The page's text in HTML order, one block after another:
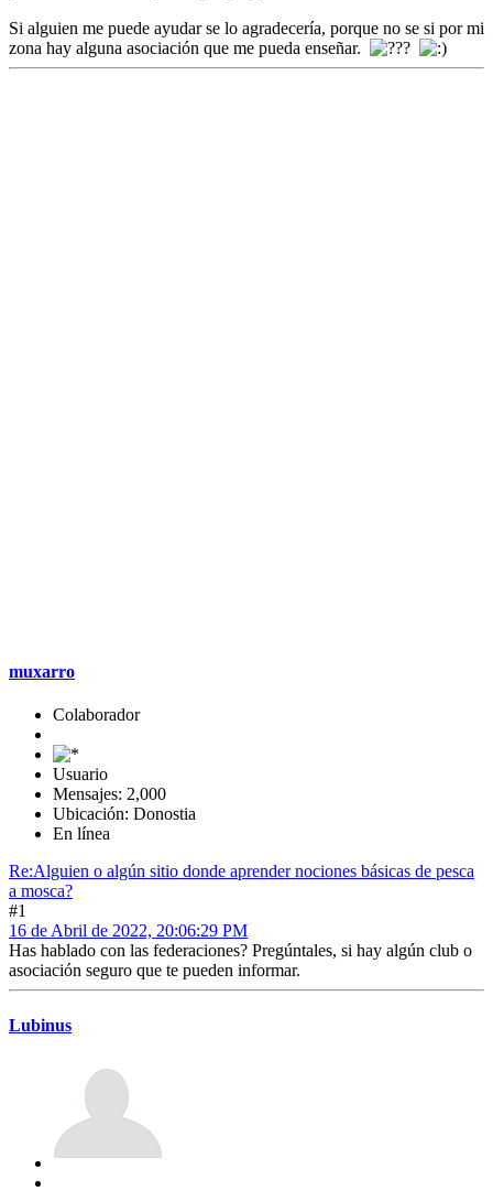
Si alguien me puede ayudar se lo agradecería, porque no se si por mi
zona hay alguna asociación que me pueda enseñar.
muxarro
Colaborador
Usuario
Mensajes: 2,000
Ubicación: Donostia
En línea
Re:Alguien o algún sitio donde aprender nociones básicas de pesca
a mosca?
#1
16 de Abril de 2022, 20:06:29 PM
Has hablado con las federaciones? Pregúntales, si hay algún club o
asociación seguro que te pueden informar.
Lubinus